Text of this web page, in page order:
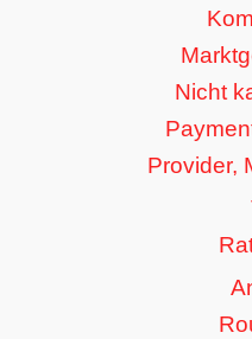
Nicht
Provider,